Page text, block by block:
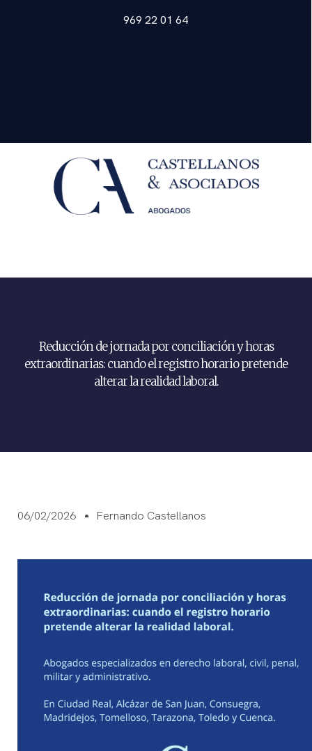
969 22 01 64
Reducción de jornada por conciliación y horas
extraordinarias: cuando el registro horario pretende
alterar la realidad laboral.
06/02/2026 Fernando Castellanos